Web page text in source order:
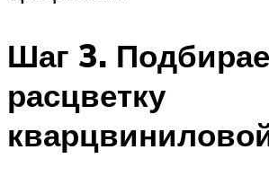
Шаг 3.
расцветку